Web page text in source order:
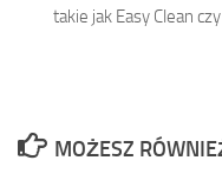
takie jak Easy Clean
MOŻESZ